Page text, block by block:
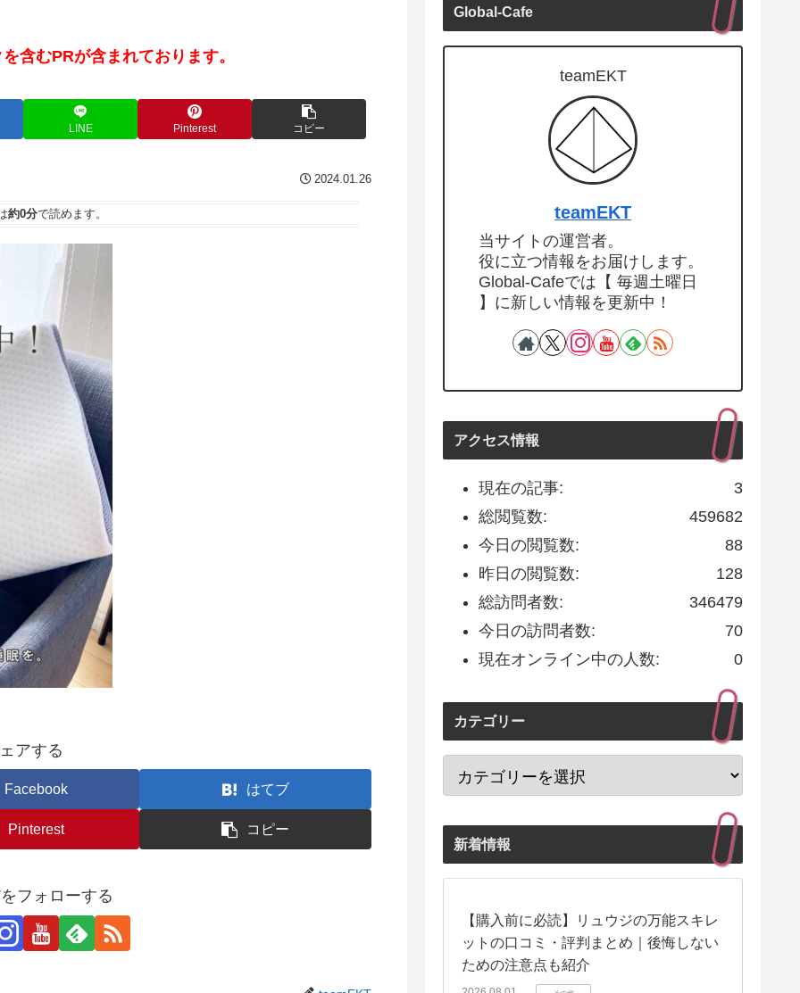
含むPRが含まれております。
LINE Pinterest コピー
2024.01.26
約0分で読めます。
アする
Facebook はてブ
Pinterest コピー
フォローする
Global-Cafe
teamEKT
teamEKT
当サイトの運営者。
役に立つ情報をお届けします。
Global-Cafeでは【 毎週土曜日
】に新しい情報を更新中！
アクセス情報
3
現在の記事:
459682
総閲覧数:
88
今日の閲覧数:
128
昨日の閲覧数:
346479
総訪問者数:
70
今日の訪問者数:
0
現在オンライン中の人数:
カテゴリー
新着情報
【購入前に必読】リュウジの万能スキレ
ットの口コミ・評判まとめ｜後悔しない
ための注意点も紹介